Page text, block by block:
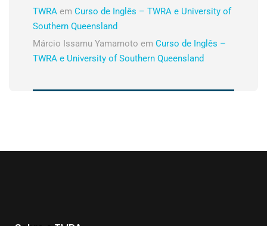
TWRA em Curso de Inglês – TWRA e University of
Southern Queensland
Márcio Issamu Yamamoto em Curso de Inglês –
TWRA e University of Southern Queensland